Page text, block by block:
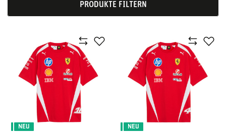
PRODUKTE FILTERN
NEU NEU